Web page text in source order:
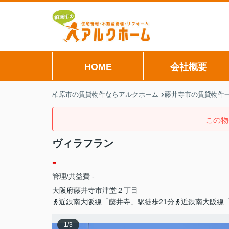
HOME 会社概要
柏原市の賃貸物件ならアルクホーム 藤井寺市の賃貸物件
この
ヴィラフラン
-
管理/共益費 -
大阪府藤井寺市津堂２丁目
近鉄南大阪線「藤井寺」駅徒歩21分
近鉄南大阪線
1/3